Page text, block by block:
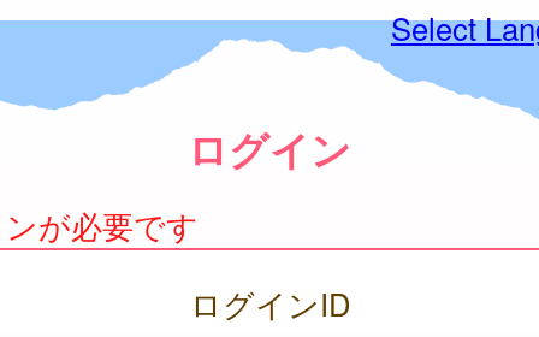
Select
ログイン
が必要です
ログインID